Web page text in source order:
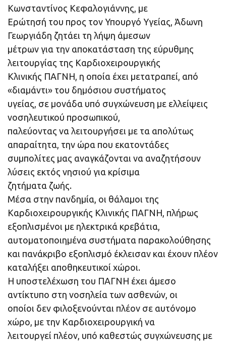
Κωνσταντίνος Κεφαλογιάννης, με
Ερώτησή του προς τον Υπουργό Υγείας, Άδωνη
Γεωργιάδη ζητάει τη λήψη άμεσων
μέτρων για την αποκατάσταση της εύρυθμης
λειτουργίας της Καρδιοχειρουργικής
Κλινικής ΠΑΓΝΗ, η οποία έχει μετατραπεί, από
«διαμάντι» του δημόσιου συστήματος
υγείας, σε μονάδα υπό συγχώνευση με ελλείψεις
νοσηλευτικού προσωπικού,
παλεύοντας να λειτουργήσει με τα απολύτως
απαραίτητα, την ώρα που εκατοντάδες
συμπολίτες μας αναγκάζονται να αναζητήσουν
λύσεις εκτός νησιού για κρίσιμα
ζητήματα ζωής.
Μέσα στην πανδημία, οι θάλαμοι της
Καρδιοχειρουργικής Κλινικής ΠΑΓΝΗ, πλήρως
εξοπλισμένοι με ηλεκτρικά κρεβάτια,
αυτοματοποιημένα συστήματα παρακολούθησης
και πανάκριβο εξοπλισμό έκλεισαν και έχουν πλέον
καταλήξει αποθηκευτικοί χώροι.
Η υποστελέχωση του ΠΑΓΝΗ έχει άμεσο
αντίκτυπο στη νοσηλεία των ασθενών, οι
οποίοι δεν φιλοξενούνται πλέον σε αυτόνομο
χώρο, με την Καρδιοχειρουργική να
λειτουργεί πλέον, υπό καθεστώς συγχώνευσης με